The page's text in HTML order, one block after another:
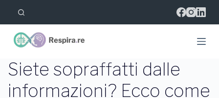
l
l
c
n
Siete sopraffatti dalle
informazioni? Ecco come